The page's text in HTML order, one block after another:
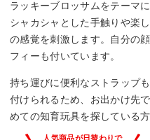
ラッキーブロッサムをテーマ
シャカシャとした手触りや楽
の感覚を刺激します。自分の
フィーも付いています。
持ち運びに便利なストラップ
付けられるため、お出かけ先
めての知育玩具を探している